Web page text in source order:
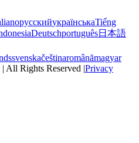
русскийукраїнськаTiếng
Deutschportuguês日本語
svenskačeštinaromânămagyar
All Rights Reserved |Privacy